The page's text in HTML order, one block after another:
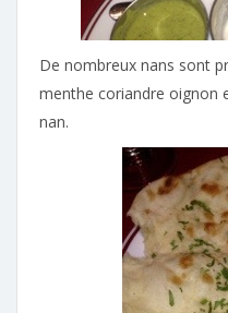
De nombreux nans sont
menthe coriandre oignon
nan.